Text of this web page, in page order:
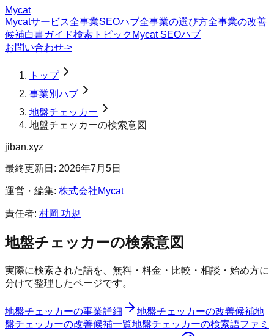
Mycat
Mycatサービス全事業SEOハブ全事業の選び方全事業の改善
候補白書ガイド検索トピック Mycat SEOハブ
お問い合わせ->
トップ
事業別ハブ
地盤チェッカー
地盤チェッカーの検索意図
jiban.xyz
最終更新日: 2026年7月5日
運営・編集: 株式会社Mycat
責任者: 村岡 功規
地盤チェッカーの検索意図
実際に検索された語を、無料・料金・比較・相談・始め方に
分けて整理したページです。
地盤チェッカーの事業詳細 地盤チェッカーの改善候補地
盤チェッカーの改善候補一覧地盤チェッカーの検索語ファミ